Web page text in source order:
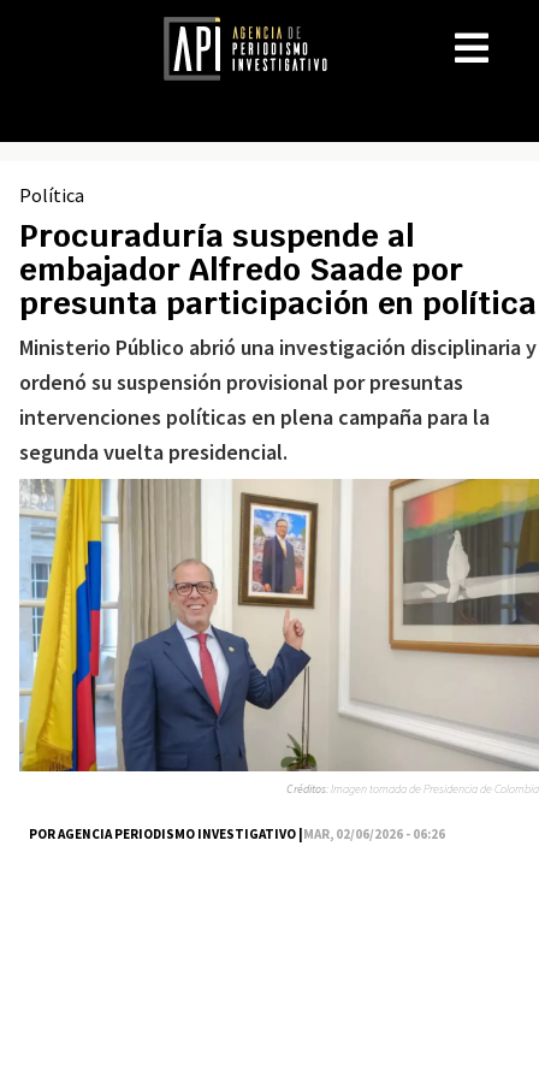
Política
Procuraduría suspende al
embajador Alfredo Saade por
presunta participación en política
Ministerio Público abrió una investigación disciplinaria y
ordenó su suspensión provisional por presuntas
intervenciones políticas en plena campaña para la
segunda vuelta presidencial.
POR AGENCIA PERIODISMO INVESTIGATIVO |MAR, 02/06/2026 - 06:26
Créditos:Imagen tomada de Presidencia de Colombia